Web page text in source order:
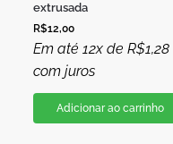
extrusada
R$12,00
Em até 12x de R$1,28
com juros
Adicionar ao carrinho